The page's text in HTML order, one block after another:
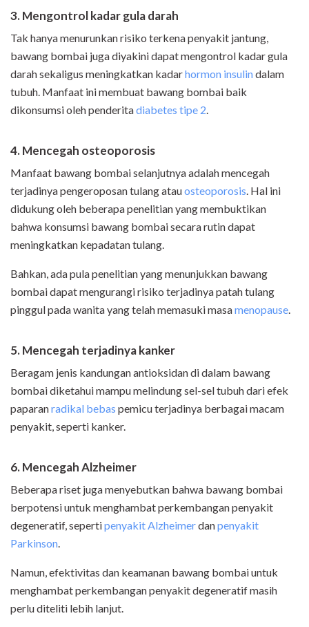
3. Mengontrol kadar gula darah
Tak hanya menurunkan risiko terkena penyakit jantung,
bawang bombai juga diyakini dapat mengontrol kadar gula
darah sekaligus meningkatkan kadarhormon insulindalam
tubuh. Manfaat ini membuat bawang bombai baik
dikonsumsi oleh penderitadiabetes tipe 2.
4. Mencegah osteoporosis
Manfaat bawang bombai selanjutnya adalah mencegah
terjadinya pengeroposan tulang atauosteoporosis. Hal ini
didukung oleh beberapa penelitian yang membuktikan
bahwa konsumsi bawang bombai secara rutin dapat
meningkatkan kepadatan tulang.
Bahkan, ada pula penelitian yang menunjukkan bawang
bombai dapat mengurangi risiko terjadinya patah tulang
pinggul pada wanita yang telah memasuki masamenopause.
5. Mencegah terjadinya kanker
Beragam jenis kandungan antioksidan di dalam bawang
bombai diketahui mampu melindung sel-sel tubuh dari efek
paparanradikal bebas pemicu terjadinya berbagai macam
penyakit, seperti kanker.
6. Mencegah Alzheimer
Beberapa riset juga menyebutkan bahwa bawang bombai
berpotensi untuk menghambat perkembangan penyakit
degeneratif, sepertipenyakit Alzheimerdanpenyakit
Parkinson.
Namun, efektivitas dan keamanan bawang bombai untuk
menghambat perkembangan penyakit degeneratif masih
perlu diteliti lebih lanjut.